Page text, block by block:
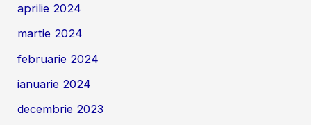
aprilie 2024
martie 2024
februarie 2024
ianuarie 2024
decembrie 2023